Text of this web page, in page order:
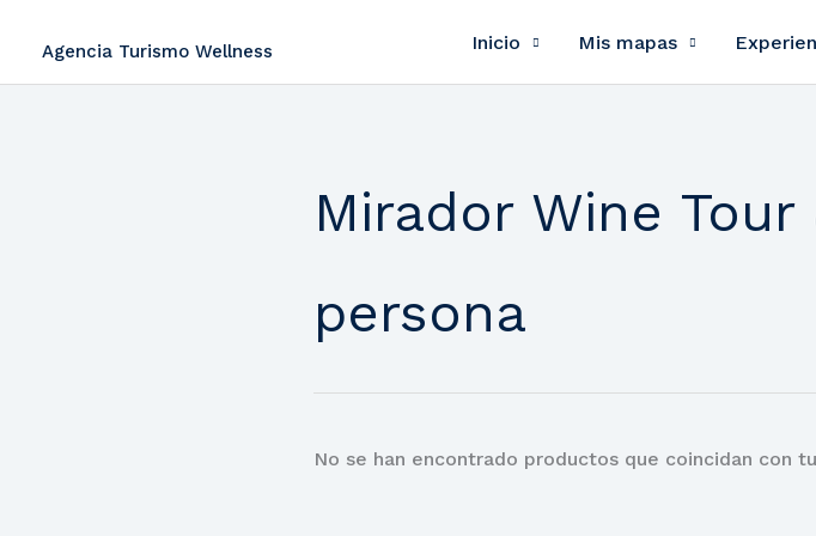
contenido
Agencia Turismo Wellness Inicio Mis mapas
Mirador Wine
persona
No se han encontrado productos que coincidan con